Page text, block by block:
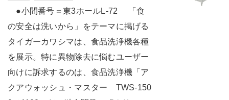
●小間番号＝東3ホールL-72 「食
の安全は洗いから」をテーマに掲げる
タイガーカワシマは、食品洗浄機各種
を展示。特に異物除去に悩むユーザー
向けに訴求するのは、食品洗浄機「ア
クアウォッシュ・マスター TWS-150